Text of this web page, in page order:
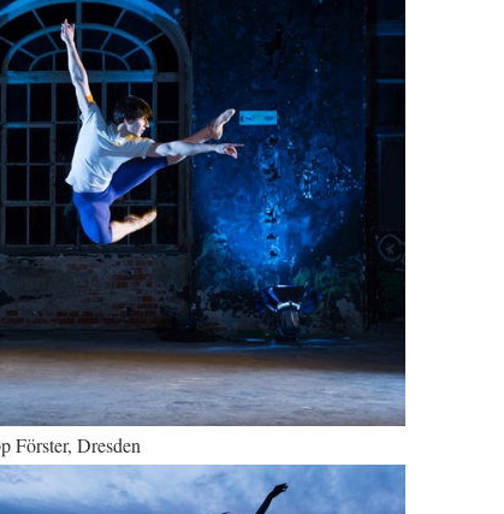
Förster, Dresden